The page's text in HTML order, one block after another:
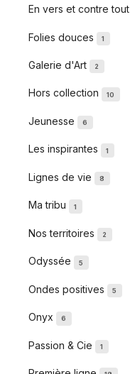
En vers et contre tout
Folies douces 1
Galerie d'Art 2
Hors collection 10
Jeunesse 6
Les inspirantes 1
Lignes de vie 8
Ma tribu 1
Nos territoires 2
Odyssée 5
Ondes positives 5
Onyx 6
Passion & Cie 1